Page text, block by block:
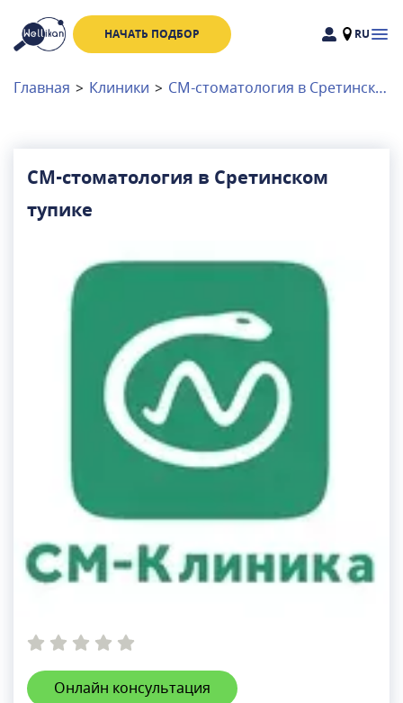
НАЧАТЬ ПОДБОР RU
Доктора
Клиники
Связаться с нами
Главная > Клиники > СМ-стоматология в Сретинском тупике
СМ-стоматология в Сретинском
тупике
Онлайн консультация